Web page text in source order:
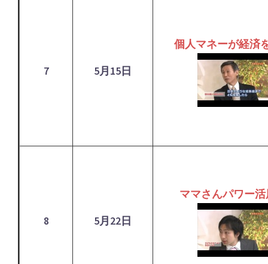
7 5月15日
個人マネーが経済
8 5月22日
ママさんパワー